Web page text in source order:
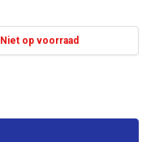
Niet op voorraad